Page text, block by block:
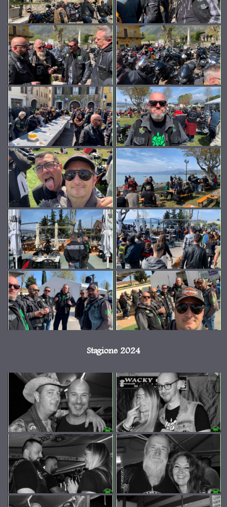
Stagione 2024